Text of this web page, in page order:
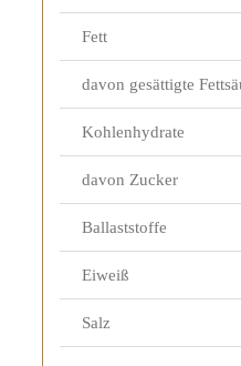
Fett
davon gesättigte
Kohlenhydrate
davon Zucker
Ballaststoffe
Eiweiß
Salz